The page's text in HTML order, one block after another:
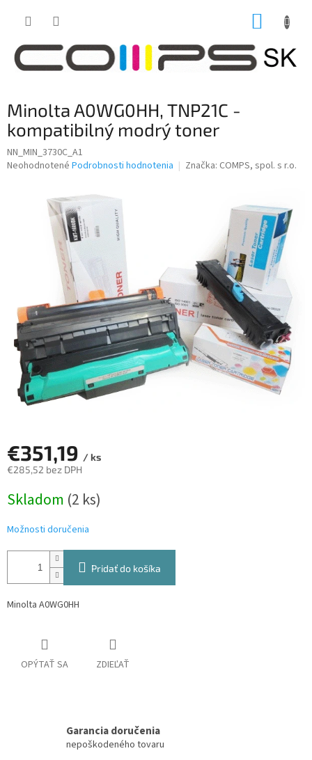
Minolta A0WG0HH, TNP21C -
kompatibilný modrý toner
NN_MIN_3730C_A1
Priemerné
Neohodnotené Podrobnosti hodnotenia Značka: COMPS, spol. s r.o.
€351,19 / ks
€285,52 bez DPH
cena:
Skladom (2 ks)
Možnosti doručenia
Pridať do košíka
Minolta A0WG0HH
OPÝTAŤ SA ZDIEĽAŤ
Garancia doručenia
nepoškodeného tovaru